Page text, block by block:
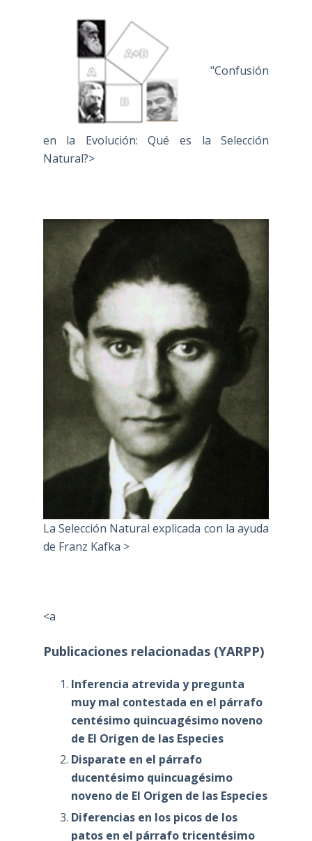
"Confusión
en la Evolución: Qué es la Selección
Natural?>
La Selección Natural explicada con la ayuda
de Franz Kafka >
<a
Publicaciones relacionadas (YARPP)
Inferencia atrevida y pregunta
muy mal contestada en el párrafo
centésimo quincuagésimo noveno
de El Origen de las Especies
Disparate en el párrafo
ducentésimo quincuagésimo
noveno de El Origen de las Especies
Diferencias en los picos de los
patos en el párrafo tricentésimo